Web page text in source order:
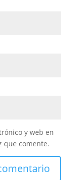
y web en
que comente.